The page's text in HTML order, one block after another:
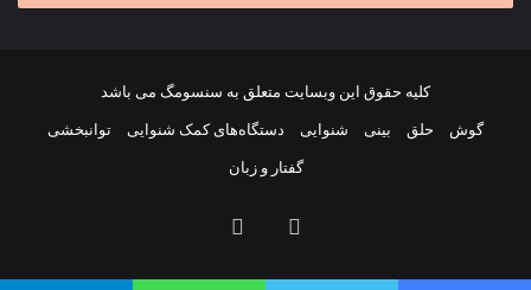
وارد
کلیه حقوق این وبسایت متعلق به سنسومگ می باشد
گوش حلق بینی شنوایی دستگاه‌های کمک شنوایی توانبخشی
گفتار و زبان
اینستاگرام